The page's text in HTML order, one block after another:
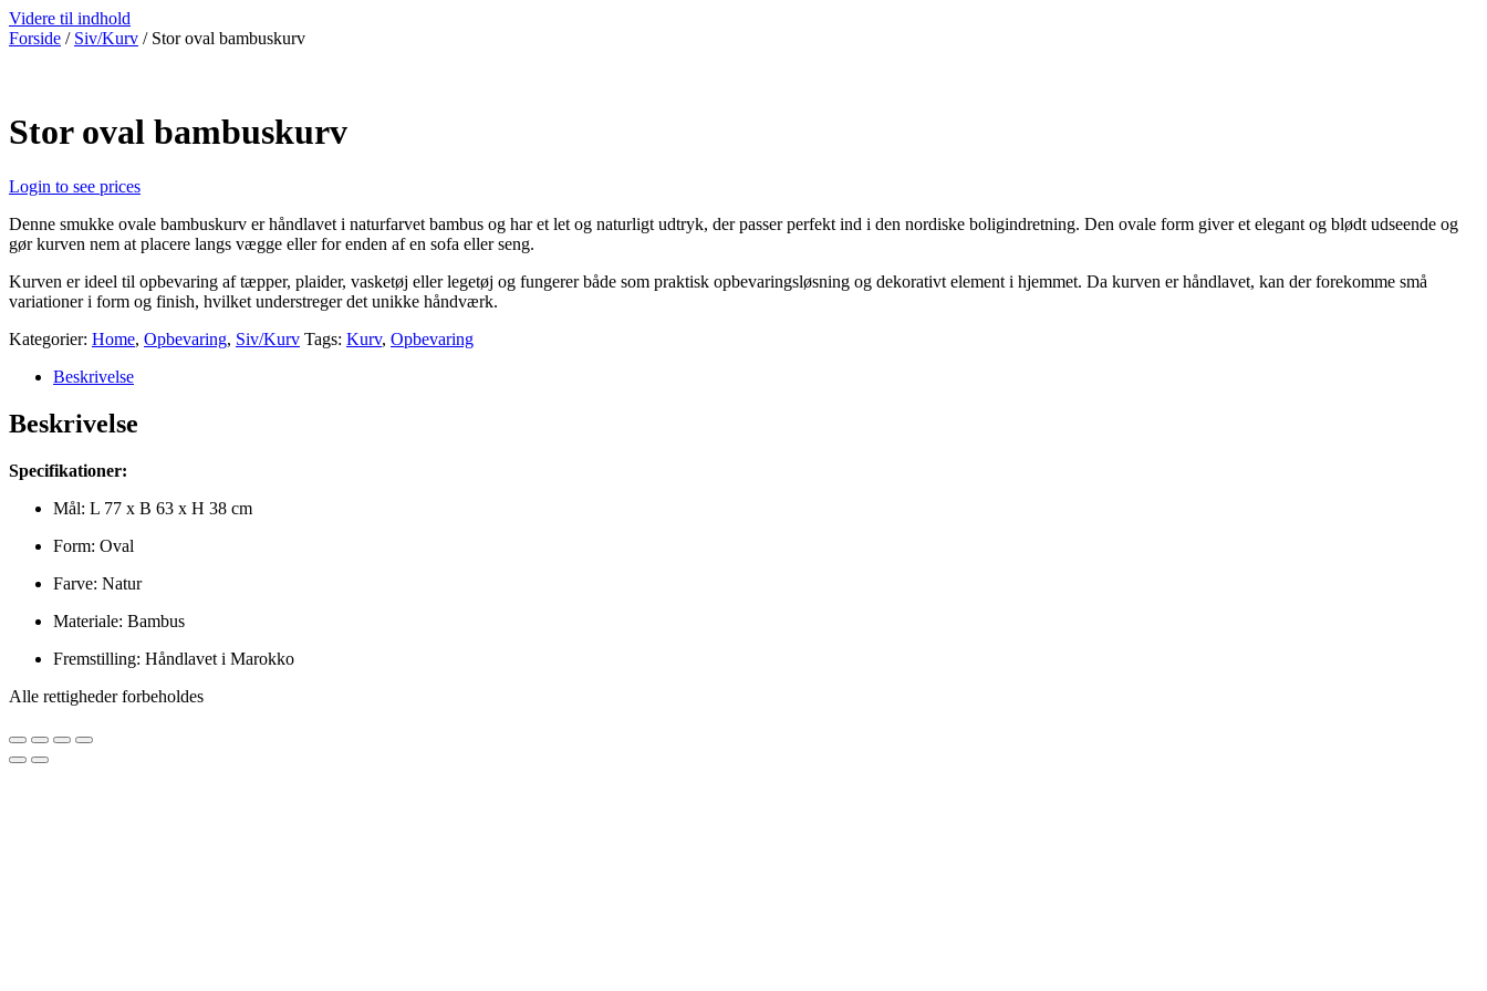
Videre til indhold
Forside / Siv/Kurv / Stor oval bambuskurv
Stor oval bambuskurv
Login to see prices
Denne smukke ovale bambuskurv er håndlavet i naturfarvet bambus og har et let og naturligt udtryk, der passer perfekt ind i den nordiske boligindretning. Den ovale form giver et elegant og blødt udseende og
gør kurven nem at placere langs vægge eller for enden af en sofa eller seng.
Kurven er ideel til opbevaring af tæpper, plaider, vasketøj eller legetøj og fungerer både som praktisk opbevaringsløsning og dekorativt element i hjemmet. Da kurven er håndlavet, kan der forekomme små
variationer i form og finish, hvilket understreger det unikke håndværk.
Kategorier: Home, Opbevaring, Siv/Kurv Tags: Kurv, Opbevaring
Beskrivelse
Beskrivelse
Specifikationer:
Mål: L 77 x B 63 x H 38 cm
Form: Oval
Farve: Natur
Materiale: Bambus
Fremstilling: Håndlavet i Marokko
Alle rettigheder forbeholdes